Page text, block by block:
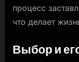
процесс
что делает
Выбор и